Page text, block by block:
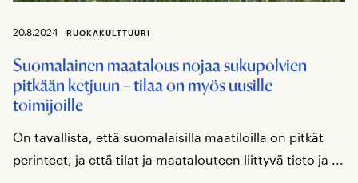
20.8.2024 RUOKAKULTTUURI
Suomalainen maatalous nojaa sukupolvien
pitkään ketjuun – tilaa on myös uusille
toimijoille
On tavallista, että suomalaisilla maatiloilla on pitkät
perinteet, ja että tilat ja maatalouteen liittyvä tieto ja ...